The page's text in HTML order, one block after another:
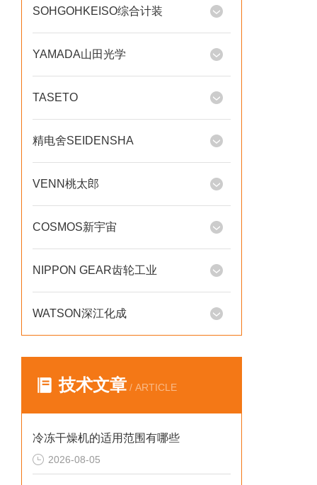
SOHGOHKEISO综合计装
YAMADA山田光学
TASETO
精电舍SEIDENSHA
VENN桃太郎
COSMOS新宇宙
NIPPON GEAR齿轮工业
WATSON深江化成
技术文章 / ARTICLE
冷冻干燥机的适用范围有哪些
2026-08-05